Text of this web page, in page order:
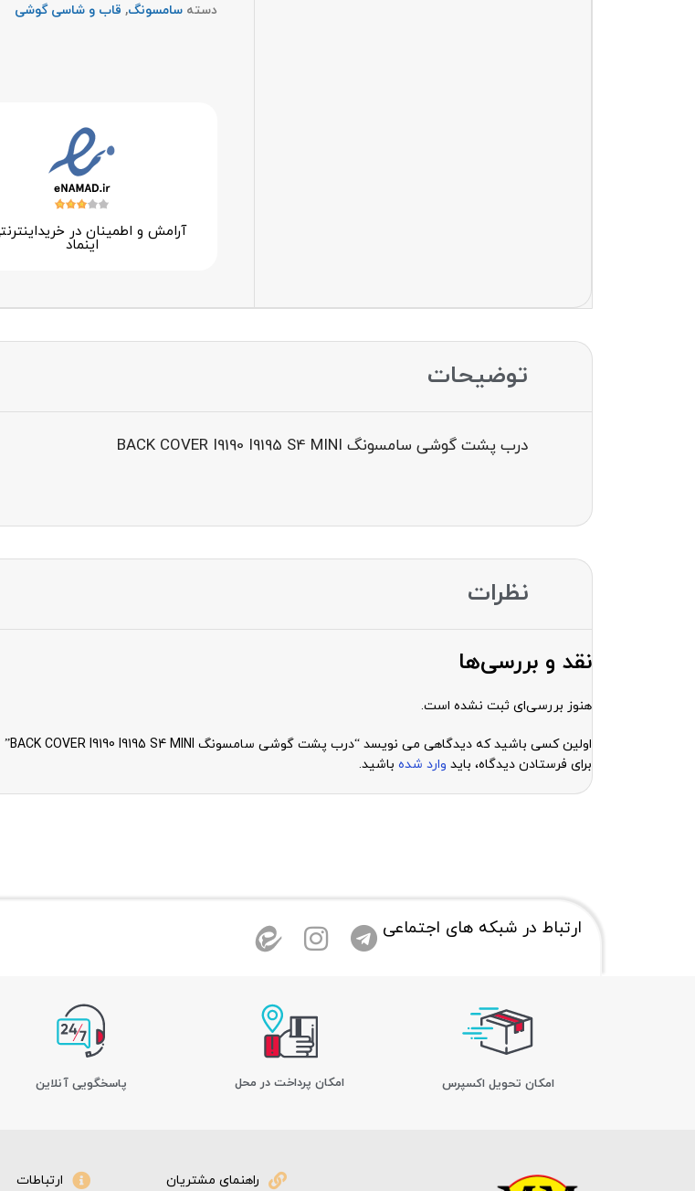
دسته سامسونگ, قاب و شاسی گوشی
آرامش و اطمینان در
اینماد
توضیحات
درب پشت گوشی سامسونگ BACK COVER I9190 I9195 S4 MINI
نظرات
نقد و بررسی‌ها
هنوز بررسی‌ای ثبت نشده است.
اولین کسی باشید که دیدگاهی می نویسد “درب پشت گوشی سامسونگ BACK COVER I9190 I9195 S4 MINI”
برای فرستادن دیدگاه، باید وارد شده باشید.
ارتباط در شبکه های اجتماعی
اﻣﮑﺎن ﺗﺤﻮﯾﻞ اﮐﺴﭙﺮس امکان پرداخت در محل پاسخگویی آنلاین
راهنمای مشتریان ارتباطات